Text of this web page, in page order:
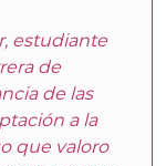
estudiante
de
de las
a la
que valoro